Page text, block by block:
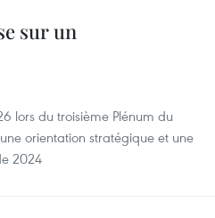
sur un
lors du troisième Plénum du
orientation stratégique et une
2024